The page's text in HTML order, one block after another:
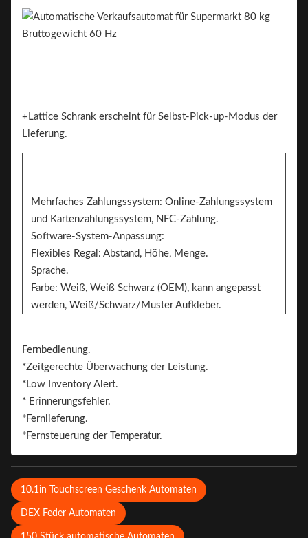
+Lattice Schrank erscheint für Selbst-Pick-up-Modus der
Lieferung.
Mehrfaches Zahlungssystem: Online-Zahlungssystem
und Kartenzahlungssystem, NFC-Zahlung.
Software-System-Anpassung:
Flexibles Regal: Abstand, Höhe, Menge.
Sprache.
Farbe: Weiß, Weiß Schwarz (OEM), kann angepasst
werden, Weiß/Schwarz/Muster Aufkleber.
Das ist Brand.
Fernbedienung.
*Zeitgerechte Überwachung der Leistung.
*Low Inventory Alert.
* Erinnerungsfehler.
*Fernlieferung.
*Fernsteuerung der Temperatur.
10.1in Touchscreen Geschenk Automaten
DEX Feder Automaten